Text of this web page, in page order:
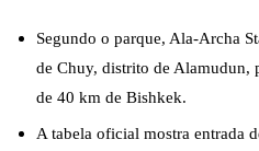
Segundo o parque, Ala-Archa
de Chuy, distrito de Alamudun,
de 40 km de Bishkek.
A tabela oficial mostra entrada